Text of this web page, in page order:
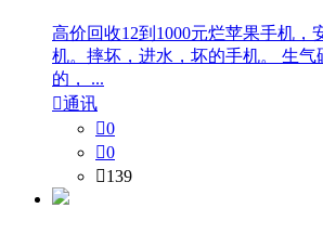
高价回收12到1000元烂苹果手机，
机。摔坏，进水，坏的手机。 生气
的， ...
通讯
0
0
139